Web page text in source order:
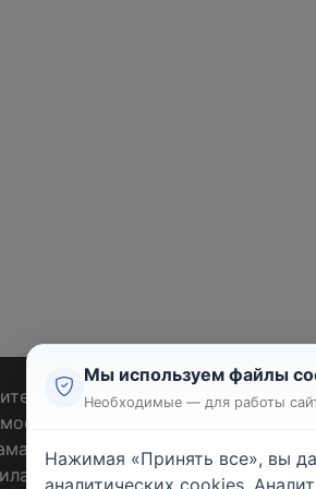
тендеры
работ
Мы используем файлы
Необходимые — для работы
Нажимая «Принять все», вы